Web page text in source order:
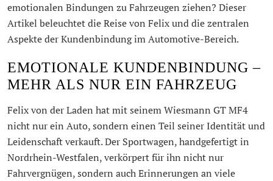
emotionalen Bindungen zu Fahrzeugen ziehen? Dieser
Artikel beleuchtet die Reise von Felix und die zentralen
Aspekte der Kundenbindung im Automotive-Bereich.
EMOTIONALE KUNDENBINDUNG –
MEHR ALS NUR EIN FAHRZEUG
Felix von der Laden hat mit seinem Wiesmann GT MF4
nicht nur ein Auto, sondern einen Teil seiner Identität und
Leidenschaft verkauft. Der Sportwagen, handgefertigt in
Nordrhein-Westfalen, verkörpert für ihn nicht nur
Fahrvergnügen, sondern auch Erinnerungen an viele